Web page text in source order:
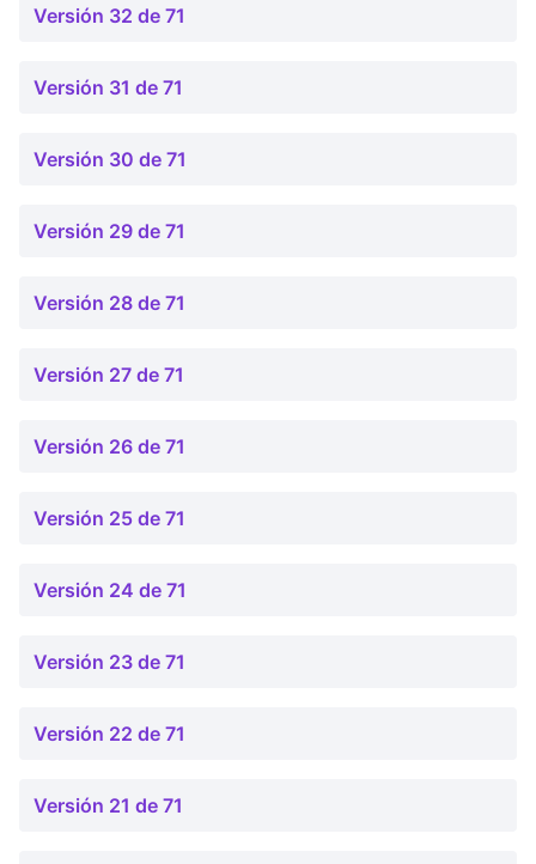
Versión 32 de 71
Versión 31 de 71
Versión 30 de 71
Versión 29 de 71
Versión 28 de 71
Versión 27 de 71
Versión 26 de 71
Versión 25 de 71
Versión 24 de 71
Versión 23 de 71
Versión 22 de 71
Versión 21 de 71